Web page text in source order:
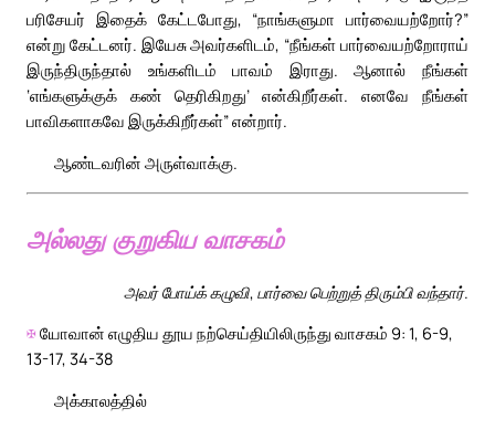
பரிசேயர் இதைக் கேட்டபோது, “நாங்களுமா பார்வையற்றோர்?”
என்று கேட்டனர். இயேசு அவர்களிடம், “நீங்கள் பார்வையற்றோராய்
இருந்திருந்தால் உங்களிடம் பாவம் இராது. ஆனால் நீங்கள்
‘எங்களுக்குக் கண் தெரிகிறது’ என்கிறீர்கள். எனவே நீங்கள்
பாவிகளாகவே இருக்கிறீர்கள்” என்றார்.
ஆண்டவரின் அருள்வாக்கு.
அல்லது குறுகிய வாசகம்
அவர் போய்க் கழுவி, பார்வை பெற்றுத் திரும்பி வந்தார்.
✠ யோவான் எழுதிய தூய நற்செய்தியிலிருந்து வாசகம் 9: 1, 6-9,
13-17, 34-38
அக்காலத்தில்